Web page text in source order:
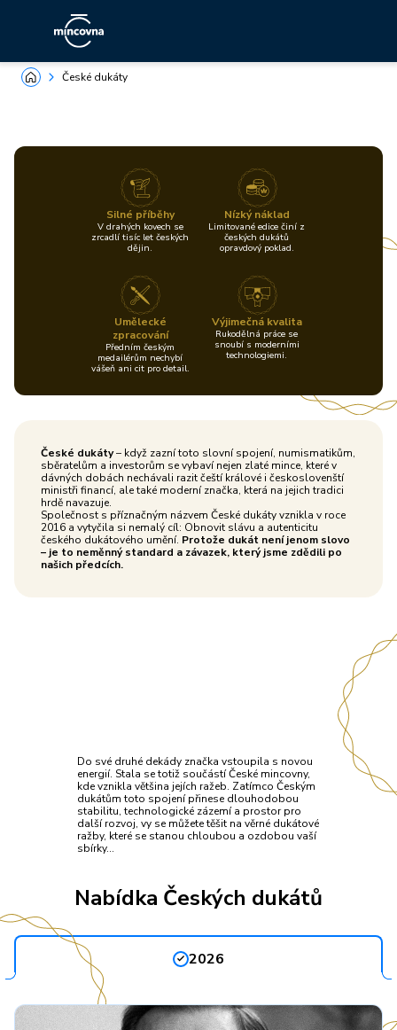
České dukáty
Silné příběhy
V drahých kovech se
zrcadlí tisíc let českých
dějin.
Nízký náklad
Limitované edice činí z
českých dukátů
opravdový poklad.
Umělecké
zpracování
Předním českým
medailérům nechybí
vášeň ani cit pro detail.
Výjimečná kvalita
Rukodělná práce se
snoubí s moderními
technologiemi.
České dukáty– když zazní toto slovní spojení, numismatikům,
sběratelům a investorům se vybaví nejen zlaté mince, které v
dávných dobách nechávali razit čeští králové i českoslovenští
ministři financí, ale také moderní značka, která na jejich tradici
hrdě navazuje.
Společnost s příznačným názvem České dukáty vznikla v roce
2016 a vytyčila si nemalý cíl: Obnovit slávu a autenticitu
českého dukátového umění. Protože dukát není jenom slovo
– je to neměnný standard a závazek, který jsme zdědili po
našich předcích.
Do své druhé dekády značka vstoupila s novou
energií. Stala se totiž součástí České mincovny,
kde vznikla většina jejích ražeb. Zatímco Českým
dukátům toto spojení přinese dlouhodobou
stabilitu, technologické zázemí a prostor pro
další rozvoj, vy se můžete těšit na věrné dukátové
ražby, které se stanou chloubou a ozdobou vaší
sbírky…
Nabídka Českých dukátů
2026